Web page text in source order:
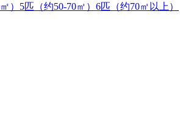
） 5匹（约50-70㎡） 6匹（约70㎡以上）